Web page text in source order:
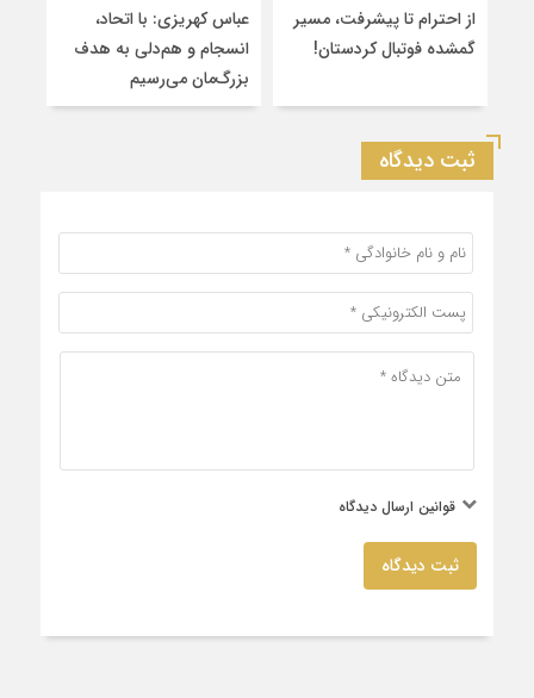
از احترام تا پیشرفت، مسیر
گمشده فوتبال کردستان!
عباس کهریزی: با اتحاد،
انسجام و هم‌دلی به هدف
بزرگ‌مان می‌رسیم
ثبت دیدگاه
قوانین ارسال دیدگاه
ثبت دیدگاه